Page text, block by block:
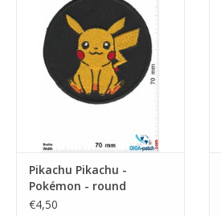
TOEVOEGEN AAN WINKELWAGEN
Pikachu Pikachu -
Pokémon - round
€4,50